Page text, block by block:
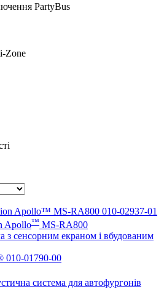
PartyBus
Zone
Apollo™ MS-RA800
з сенсорним екраном і вбудованим
система для автофургонів